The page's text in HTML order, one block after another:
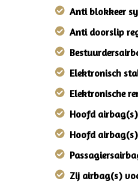
Anti blokkeer
Anti doorslip
Elektronisch
Elektronische
Hoofd
Hoofd
Zij airbag(s)